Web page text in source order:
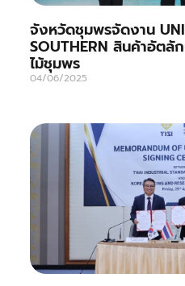
จังหวัดชุมพรจัดงาน
SOUTHERN สินค้าอัต
ไม้ชุมพร
04/06/2025